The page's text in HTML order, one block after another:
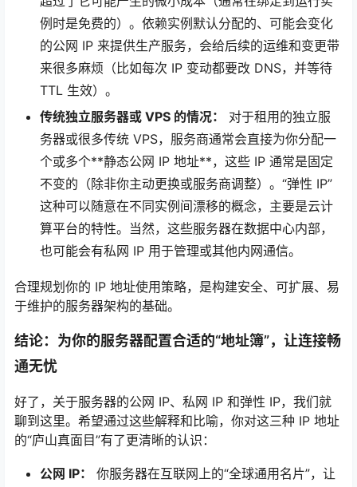
例时是免费的）。依赖实例默认分配的、可能会变化
的公网 IP 来提供生产服务，会给后续的运维和变更带
来很多麻烦（比如每次 IP 变动都要改 DNS，并等待
TTL 生效）。
传统独立服务器或 VPS 的情况：
对于租用的独立服
务器或很多传统 VPS，服务商通常会直接为你分配一
个或多个**静态公网 IP 地址**，这些 IP 通常是固定
不变的（除非你主动更换或服务商调整）。“弹性 IP”
这种可以随意在不同实例间漂移的概念，主要是云计
算平台的特性。当然，这些服务器在数据中心内部，
也可能会有私网 IP 用于管理或其他内网通信。
合理规划你的 IP 地址使用策略，是构建安全、可扩展、易
于维护的服务器架构的基础。
结论：为你的服务器配置合适的“地址簿”，让连接畅
通无忧
好了，关于服务器的公网 IP、私网 IP 和弹性 IP，我们就
聊到这里。希望通过这些解释和比喻，你对这三种 IP 地址
的“庐山真面目”有了更清晰的认识：
公网 IP：
你服务器在互联网上的“全球通用名片”，让